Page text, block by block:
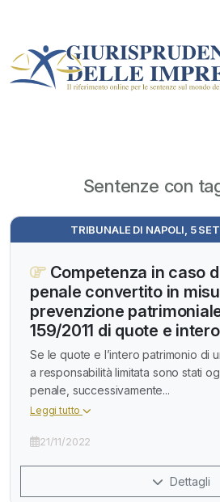
Sentenze con
TRIBUNALE DI NAPOLI, 5
Competenza in caso
penale convertito in
prevenzione
159/2011 di quote e
Se le quote e l’intero patrimonio di
a responsabilità limitata sono stati
penale, successivamente...
Leggi tutto
21/11/2022
Dettagli